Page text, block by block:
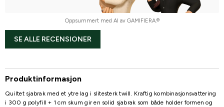
Oppsummert med AI av GAMIFIERA.®
SE ALLE RECENSIONER
Produktinformasjon
Quiltet sjabrak med et ytre lag i slitesterk twill. Kraftig kombinasjonsvattering
i 300 g polyfill + 1 cm skum gir en solid sjabrak som både holder formen og